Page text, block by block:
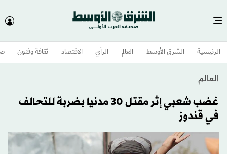
الرئيسية الشرق الأوسط​ العالم الرأي الاقتصاد ثقافة وفنون
العالم
غضب شعبي إثر مقتل 30 مدنيا بضربة للتحالف
في قندوز